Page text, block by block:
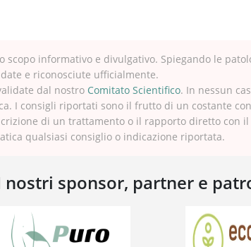
scopo informativo e divulgativo. Spiegando le
e riconosciute ufficialmente.
dal nostro Comitato Scientifico. In nessun
I consigli riportati sono il frutto di un costante
di un trattamento o il rapporto diretto con
qualsiasi consiglio o indicazione riportata.
nostri sponsor, partner e